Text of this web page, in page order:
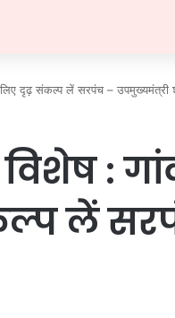
दृढ़ संकल्प लें सरपंच – उपमुख्यमंत्री
विशेष :
लें